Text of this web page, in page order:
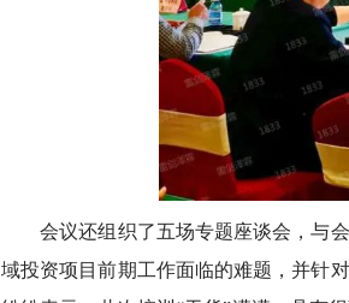
会议还组织了五场专题座谈会，与会
域投资项目前期工作面临的难题，并针